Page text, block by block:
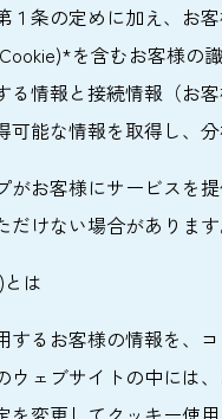
１条の定めに加え、お
を含むお客様の
る情報と接続情報（お
可能な情報を取得し、
がお客様にサービスを
けない場合があります
は
するお客様の情報を、
ウェブサイトの中には